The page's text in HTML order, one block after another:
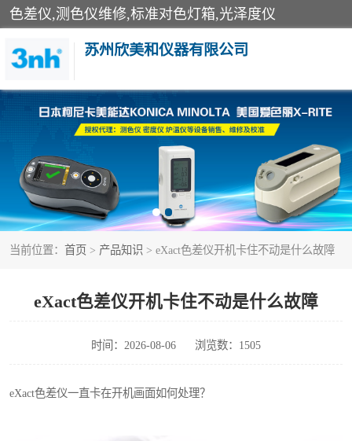
色差仪,测色仪维修,标准对色灯箱,光泽度仪
苏州欣美和仪器有限公司
当前位置： 首页 > 产品知识 > eXact色差仪开机卡住不动是什么故障
eXact色差仪开机卡住不动是什么故障
时间：2026-08-06 浏览数：1505
eXact色差仪一直卡在开机画面如何处理？
3nh色差仪
分光色差仪
美能达色差计
3nh分光测色仪